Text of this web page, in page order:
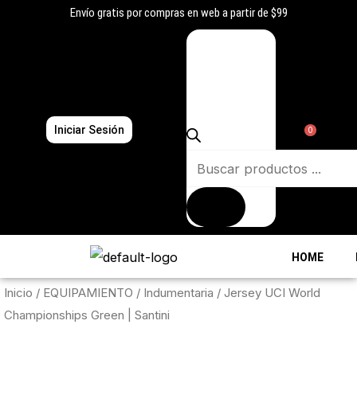
Envío gratis por compras en web a partir de $99
Iniciar Sesión
Búsqueda
0
HOME
Inicio / EQUIPAMIENTO / Indumentaria / Jersey UCI World
Championships Green | Santini